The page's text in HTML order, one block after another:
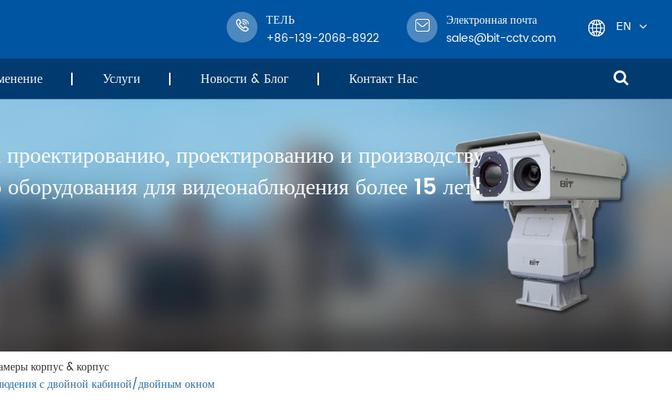
ТЕЛЬ
+86-139-2068-8922
Электронная почта
sales@bit-cctv.com
EN
한국어
français
Deutsch
Español
Услуги Новости & Блог Контакт Нас
проектированию и производству
оборудования для видеонаблюдения более 15 лет!
корпус & корпус
с двойной кабиной/двойным окном